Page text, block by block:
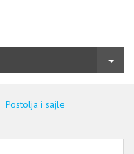
Postolja i sajle